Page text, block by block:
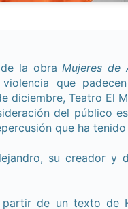
de la obraMujeres de
que
diciembre, Teatro El
del público
que ha
su creador y
de un texto de
AUG